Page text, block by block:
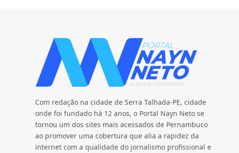
Com redação na cidade de Serra Talhada-PE, cidade
onde foi fundado há 12 anos, o Portal Nayn Neto se
tornou um dos sites mais acessados de Pernambuco
ao promover uma cobertura que alia a rapidez da
internet com a qualidade do jornalismo profissional e